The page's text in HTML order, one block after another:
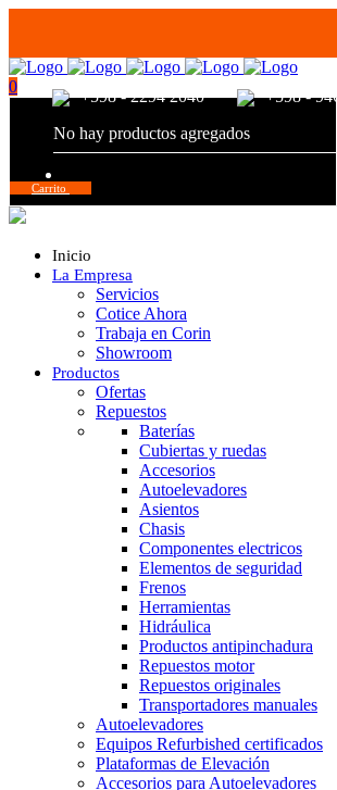
+598 - 2294 2040 +598 -
0
No hay productos agregados
Carrito
Inicio
La Empresa
Servicios
Cotice Ahora
Trabaja en Corin
Showroom
Productos
Ofertas
Repuestos
Baterías
Cubiertas y ruedas
Accesorios
Autoelevadores
Asientos
Chasis
Componentes electricos
Elementos de seguridad
Frenos
Herramientas
Hidráulica
Productos antipinchadura
Repuestos motor
Repuestos originales
Transportadores manuales
Autoelevadores
Equipos Refurbished certificados
Plataformas de Elevación
Accesorios para Autoelevadores